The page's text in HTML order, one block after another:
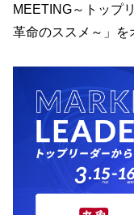
MEETING～トップ
革命のススメ～」を